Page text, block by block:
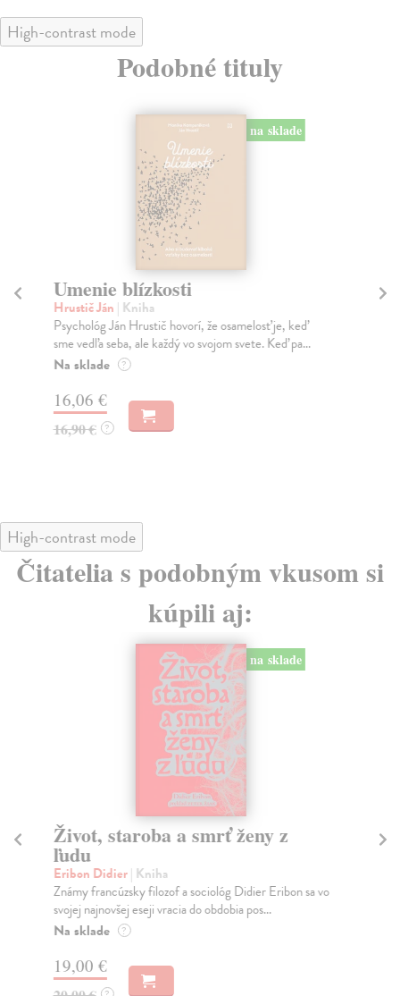
High-contrast mode
Podobné tituly
na sklade
Umenie blízkosti
Hrustič Ján | Kniha
Psychológ Ján Hrustič hovorí, že osamelosť je, keď
sme vedľa seba, ale každý vo svojom svete. Keď pa...
Na sklade ?
16,06 €
16,90 € ?
High-contrast mode
Čitatelia s podobným vkusom si
kúpili aj:
na sklade
Život, staroba a smrť ženy z
ľudu
Eribon Didier| Kniha
Známy francúzsky filozof a sociológ Didier Eribon sa vo
svojej najnovšej eseji vracia do obdobia pos...
Na sklade ?
19,00 €